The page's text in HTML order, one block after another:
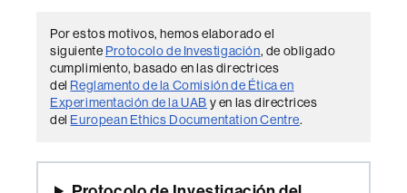
Por estos motivos, hemos elaborado el
siguiente Protocolo de Investigación, de obligado
cumplimiento, basado en las directrices
del Reglamento de la Comisión de Ética en
Experimentación de la UAB y en las directrices
del European Ethics Documentation Centre.